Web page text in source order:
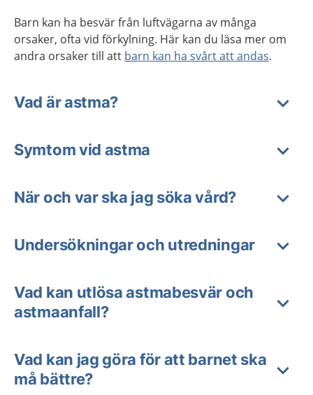
Barn kan ha besvär från luftvägarna av många
orsaker, ofta vid förkylning. Här kan du läsa mer om
andra orsaker till att barn kan ha svårt att andas.
Vad är astma?
Symtom vid astma
När och var ska jag söka vård?
Undersökningar och utredningar
Vad kan utlösa astmabesvär och
astmaanfall?
Vad kan jag göra för att barnet ska
må bättre?